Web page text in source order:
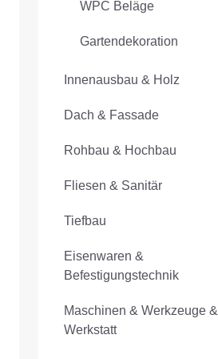
WPC Beläge
Gartendekoration
Innenausbau & Holz
Dach & Fassade
Rohbau & Hochbau
Fliesen & Sanitär
Tiefbau
Eisenwaren &
Befestigungstechnik
Maschinen & Werkzeuge &
Werkstatt